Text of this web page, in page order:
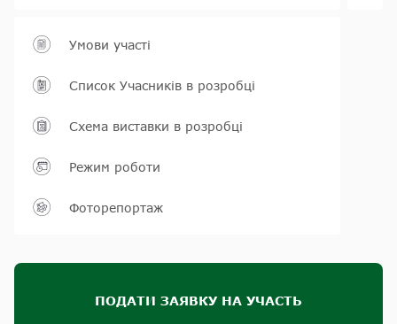
Умови участі
Список Учасників в розробці
Схема виставки в розробці
Режим роботи
Фоторепортаж
ПОДАТИ ЗАЯВКУ НА УЧАСТЬ